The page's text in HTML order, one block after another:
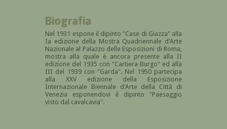
Biografia
Nel 1931 espone il dipinto "Case di Giazza" alla
Ia edizione della Mostra Quadriennale d'Arte
Nazionale al Palazzo delle Esposizioni di Roma,
mostra alla quale è ancora presente alla II
edizione del 1935 con "Cartiera Burgo" ed alla
III del 1939 con "Garda". Nel 1950 partecipa
alla XXV edizione della Esposizione
Internazionale Biennale d'Arte della Città di
Venezia esponendovi il dipinto "Paesaggio
visto dal cavalcavia".